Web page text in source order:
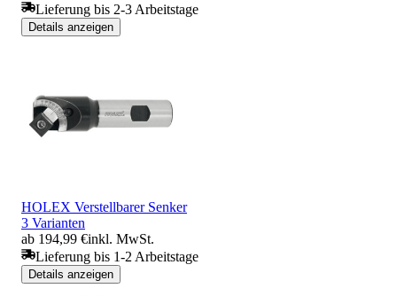
Lieferung bis 2-3 Arbeitstage
Details anzeigen
HOLEX Verstellbarer Senker
3 Varianten
ab 194,99 €inkl. MwSt.
Lieferung bis 1-2 Arbeitstage
Details anzeigen